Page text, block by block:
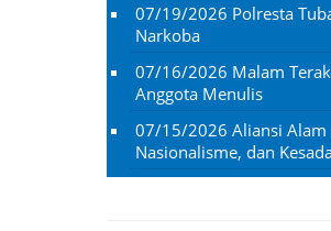
07/19/2026 Polresta
Narkoba
07/16/2026 Malam
Anggota Menulis
07/15/2026 Aliansi Alam
Nasionalisme, dan